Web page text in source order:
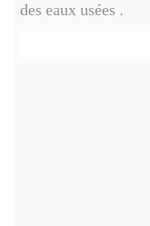
des eaux usées .